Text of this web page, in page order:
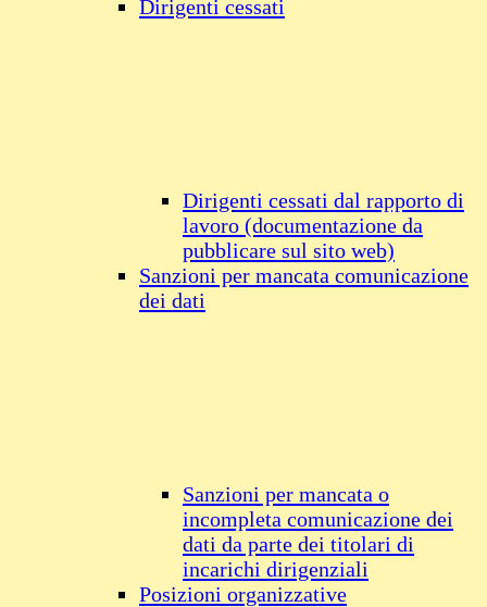
Dirigenti cessati
Dirigenti cessati dal rapporto di
lavoro (documentazione da
pubblicare sul sito web)
Sanzioni per mancata comunicazione
dei dati
Sanzioni per mancata o
incompleta comunicazione dei
dati da parte dei titolari di
incarichi dirigenziali
Posizioni organizzative